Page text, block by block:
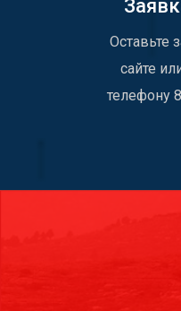
Оставьте
сайте
телефону